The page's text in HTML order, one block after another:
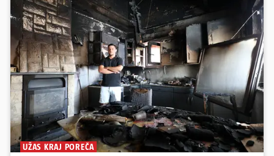
UŽAS KRAJ POREČA